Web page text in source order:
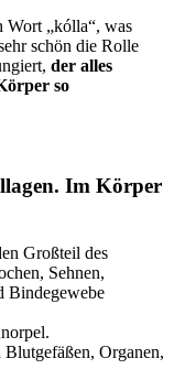
Wort „kólla“, was
schön die Rolle
der alles
so
Im Körper
Großteil des
Sehnen,
Bindegewebe
Organen,